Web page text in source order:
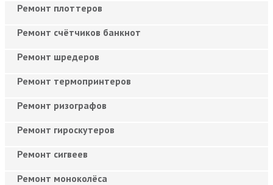
Ремонт плоттеров
Ремонт счётчиков банкнот
Ремонт шредеров
Ремонт термопринтеров
Ремонт ризографов
Ремонт гироскутеров
Ремонт сигвеев
Ремонт моноколёса